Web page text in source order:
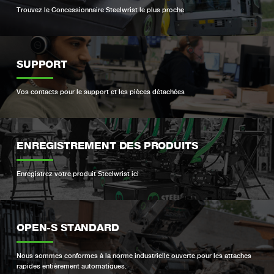
Trouvez le Concessionnaire Steelwrist le plus proche
SUPPORT
Vos contacts pour le support et les pièces détachées
ENREGISTREMENT DES PRODUITS
Enregistrez votre produit Steelwrist ici
OPEN-S STANDARD
Nous sommes conformes à la norme industrielle ouverte pour les attaches
rapides entièrement automatiques.